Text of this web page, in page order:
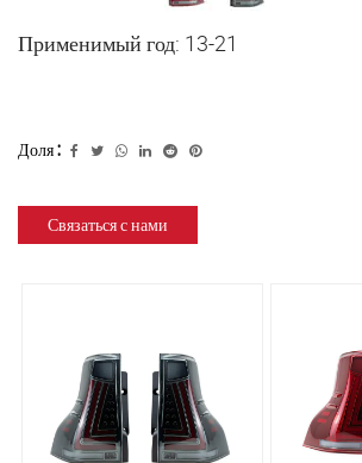
Применимый год: 13-21
Доля :
Связаться с нами